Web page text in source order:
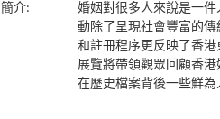
簡介:
婚姻對很多人來說是一
動除了呈現社會豐富的
和註冊程序更反映了香
展覽將帶領觀眾回顧香
在歷史檔案背後一些鮮為